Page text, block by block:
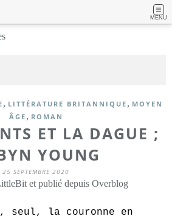
MENU
, LITTÉRATURE BRITANNIQUE , MOYEN
ÂGE , ROMAN
ET LA DAGUE ;
YOUNG
25 SEPTEMBRE 2020
et publié depuis Overblog
seul, la couronne en